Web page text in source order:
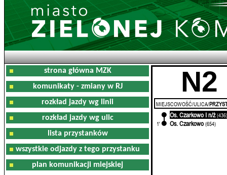
strona główna MZK
komunikaty - zmiany w RJ
rozkład jazdy wg linii
rozkład jazdy wg ulic
lista przystanków
wszystkie odjazdy z tego przystanku
plan komunikacji miejskiej
N2
MIEJSCOWOŚĆ/ULICA/
Os. Czarkowo I n/ż
1'
Os. Czarkowo (654)